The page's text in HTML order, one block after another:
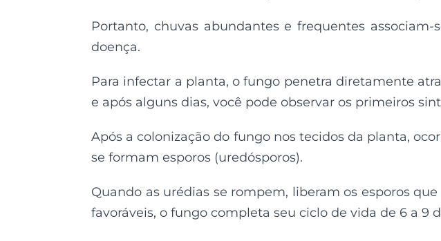
Portanto, chuvas abundantes e frequentes
doença.
Para infectar a planta, o fungo penetra diretamente
e após alguns dias, você pode observar os primeiros
Após a colonização do fungo nos tecidos da planta,
se formam esporos (uredósporos).
Quando as urédias se rompem, liberam os esporos
favoráveis, o fungo completa seu ciclo de vida de 6 a 9